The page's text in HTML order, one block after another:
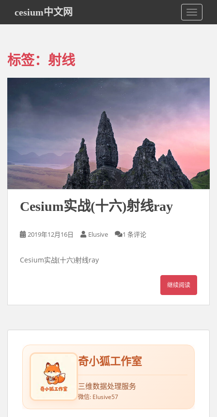
i
cesium中文网
标签：射线
Cesium实战(十六)射线ray
2019年12月16日 Elusive 1 条评论
Cesium实战(十六)射线ray
继续阅读
奇小狐工作室
三维数据处理服务
微信: Elusive57